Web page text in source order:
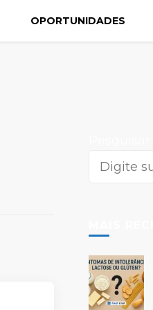
OPORTUNIDADES